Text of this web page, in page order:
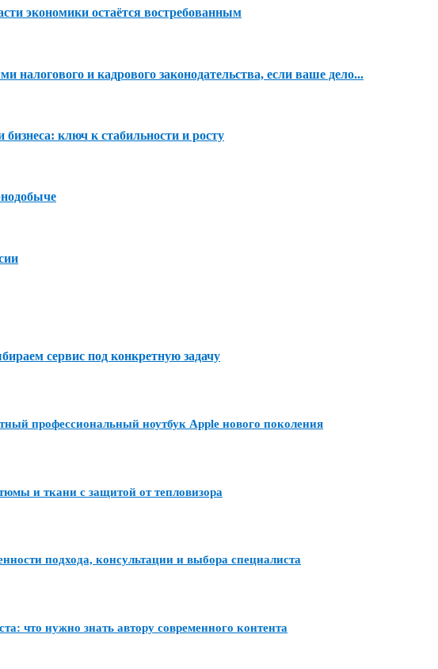
экономики остаётся востребованным
налогового и кадрового законодательства, если ваше дело...
ключ к стабильности и росту
сервис под конкретную задачу
профессиональный ноутбук Apple нового поколения
и ткани с защитой от тепловизора
подхода, консультации и выбора специалиста
что нужно знать автору современного контента